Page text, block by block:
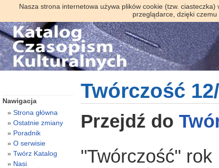
Nasza strona internetowa używa plików cookie (tzw.
przeglądarce, dzięki
Twórczość
Przejdź do
"Twórczość"
Nawigacja
Strona główna
Ostatnie zmiany
Poradnik
O serwisie
Twórz Katalog
Nasi